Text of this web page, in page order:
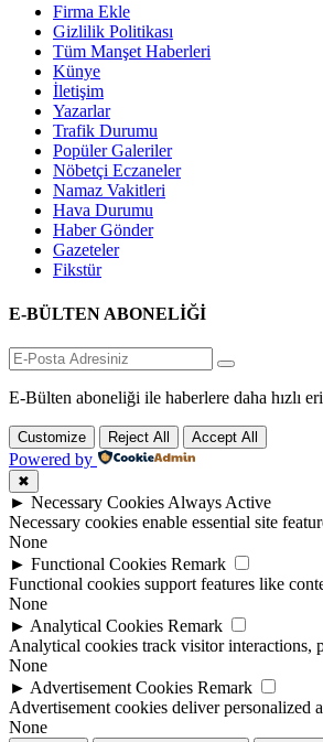
Firma Ekle
Gizlilik Politikası
Tüm Manşet Haberleri
Künye
İletişim
Yazarlar
Trafik Durumu
Popüler Galeriler
Nöbetçi Eczaneler
Namaz Vakitleri
Hava Durumu
Haber Gönder
Gazeteler
Fikstür
E-BÜLTEN ABONELİĞİ
E-Bülten aboneliği ile haberlere daha hızlı
Customize Reject All Accept All
Powered by
✖
► Necessary Cookies Always Active
Necessary cookies enable essential site
None
► Functional Cookies Remark
Functional cookies support features like
None
► Analytical Cookies Remark
Analytical cookies track visitor interactions,
None
► Advertisement Cookies Remark
Advertisement cookies deliver personalized
None